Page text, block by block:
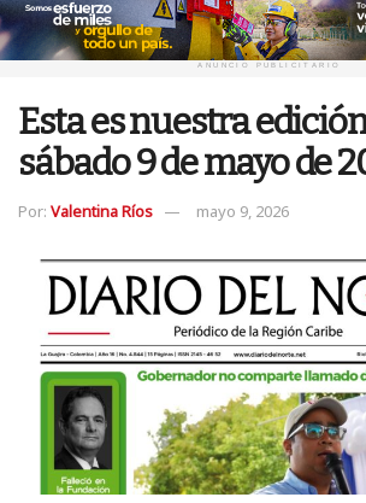
ANUNCIO PUBLICITARIO
Esta es nuestra
sábado 9 de mayo de
Por: Valentina Ríos mayo 9, 2026